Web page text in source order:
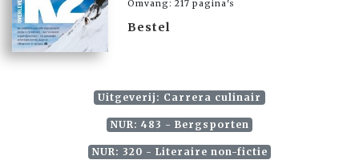
Omvang: 217 pagina's
Bestel
Uitgeverij: Carrera culinair
NUR: 483 - Bergsporten
NUR: 320 - Literaire non-fictie